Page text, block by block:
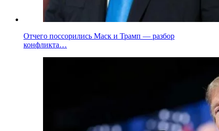
Отчего поссорились Маск и Трамп — разбор
конфликта…